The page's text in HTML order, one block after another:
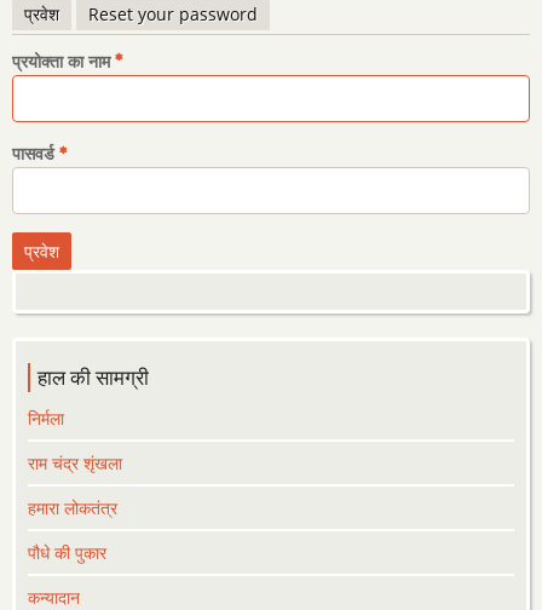
प्राथमिक
टैब्स
प्रवेश Reset your password
प्रयोक्ता का नाम
पासवर्ड
हाल की सामग्री
निर्मला
राम चंद्र शृंखला
हमारा लोकतंत्र
पौधे की पुकार
कन्यादान